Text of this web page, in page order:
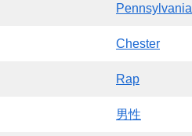
Pennsylvania
Chester
Rap
男性